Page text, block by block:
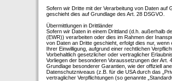
Sofern wir Dritte mit der Verarbeitung von Daten auf
geschieht dies auf Grundlage des Art. 28 DSGVO.
Übermittlungen in Drittländer
Sofern wir Daten in einem Drittland (d.h. außerhalb
(EWR)) verarbeiten oder dies im Rahmen der
von Daten an Dritte geschieht, erfolgt dies nur,
Ihrer Einwilligung, aufgrund einer rechtlichen
Vorbehaltlich gesetzlicher oder vertraglicher
Vorliegen der besonderen Voraussetzungen der Art.
Grundlage besonderer Garantien, wie der offiziell
Datenschutzniveaus (z.B. für die USA durch das
vertraglicher Verpflichtungen (so genannte